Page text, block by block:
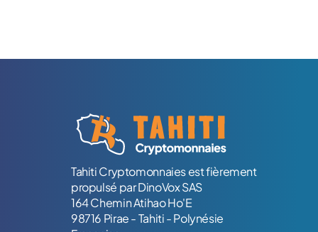
Tahiti Cryptomonnaies est fièrement
propulsé par DinoVox SAS
164 Chemin Atihao Ho'E
98716 Pirae - Tahiti - Polynésie